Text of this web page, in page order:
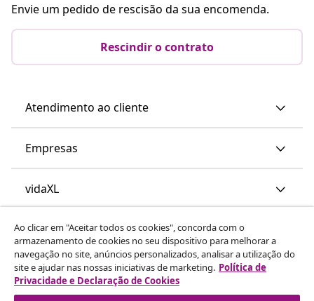
Envie um pedido de rescisão da sua encomenda.
Rescindir o contrato
Atendimento ao cliente
Empresas
vidaXL
Descubra mais
Ao clicar em "Aceitar todos os cookies", concorda com o
armazenamento de cookies no seu dispositivo para melhorar a
navegação no site, anúncios personalizados, analisar a utilização do
site e ajudar nas nossas iniciativas de marketing. Política de
Privacidade e Declaração de Cookies